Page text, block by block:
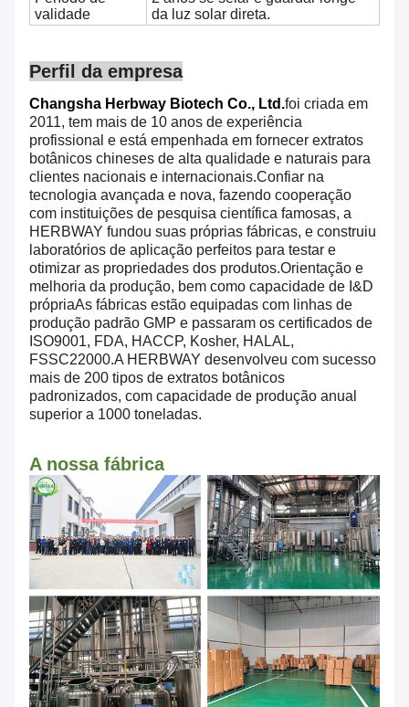
validade
da luz solar direta.
Perfil da empresa
Changsha Herbway Biotech Co., Ltd.foi criada em
2011, tem mais de 10 anos de experiência
profissional e está empenhada em fornecer extratos
botânicos chineses de alta qualidade e naturais para
clientes nacionais e internacionais.Confiar na
tecnologia avançada e nova, fazendo cooperação
com instituições de pesquisa científica famosas, a
HERBWAY fundou suas próprias fábricas, e construiu
laboratórios de aplicação perfeitos para testar e
otimizar as propriedades dos produtos.Orientação e
melhoria da produção, bem como capacidade de I&D
própriaAs fábricas estão equipadas com linhas de
produção padrão GMP e passaram os certificados de
ISO9001, FDA, HACCP, Kosher, HALAL,
FSSC22000.A HERBWAY desenvolveu com sucesso
mais de 200 tipos de extratos botânicos
padronizados, com capacidade de produção anual
superior a 1000 toneladas.
A nossa fábrica